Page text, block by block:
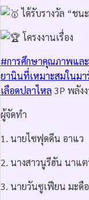
ได้รับรางวัล “ชน
โครงงานเรื่อง
#การศึกษาคุณภาพแล
ยานินที่เหมาะสมในมา
เลือดปลาไหล 3P พลัง
ผู้จัดทำ
1. นายไซฟุดดีน อาแว
2. นางสาวนูรีฮัน นาแ
3. นายวันซูเฟียน มะดือ